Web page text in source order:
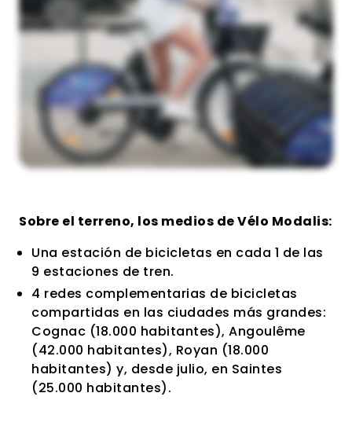
Sobre el terreno, los medios de Vélo Modalis:
Una estación de bicicletas en cada 1 de las
9 estaciones de tren.
4 redes complementarias de bicicletas
compartidas en las ciudades más grandes:
Cognac (18.000 habitantes), Angoulême
(42.000 habitantes), Royan (18.000
habitantes) y, desde julio, en Saintes
(25.000 habitantes).